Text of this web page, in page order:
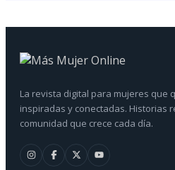
La revista digital para mujeres que
inspiradas y conectadas. Historias
comunidad que crece cada día.